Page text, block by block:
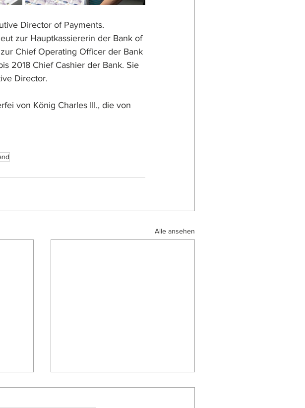
Director of Payments.
zur Hauptkassiererin der Bank of
Chief Operating Officer der Bank
2018 Chief Cashier der Bank. Sie
Director.
von König Charles III., die von
Alle ansehen